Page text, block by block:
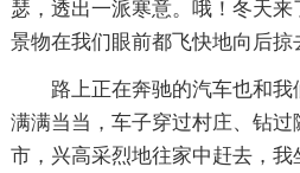
瑟，透出一派寒意。哦！冬天
景物在我们眼前都飞快地向后掠
路上正在奔驰的汽车也和
满满当当，车子穿过村庄、钻
市，兴高采烈地往家中赶去，